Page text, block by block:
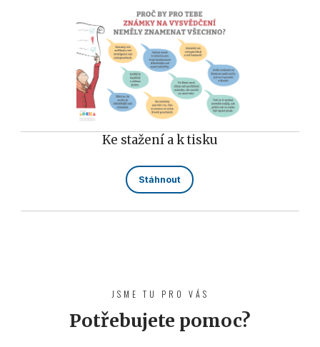
Ke stažení a k tisku
Stáhnout
JSME TU PRO VÁS
Potřebujete pomoc?